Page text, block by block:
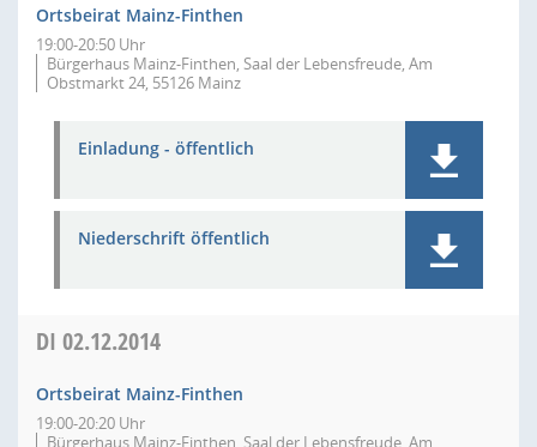
Ortsbeirat Mainz-Finthen
19:00-20:50 Uhr
Bürgerhaus Mainz-Finthen, Saal der Lebensfreude, Am
Obstmarkt 24, 55126 Mainz
Einladung - öffentlich
Niederschrift öffentlich
DI 02.12.2014
Ortsbeirat Mainz-Finthen
19:00-20:20 Uhr
Bürgerhaus Mainz-Finthen, Saal der Lebensfreude, Am